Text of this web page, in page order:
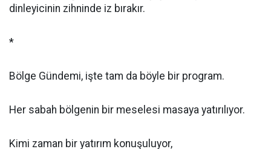
dinleyicinin zihninde iz bırakır.
*
Bölge Gündemi, işte tam da böyle bir program.
Her sabah bölgenin bir meselesi masaya yatırılıyor.
Kimi zaman bir yatırım konuşuluyor,